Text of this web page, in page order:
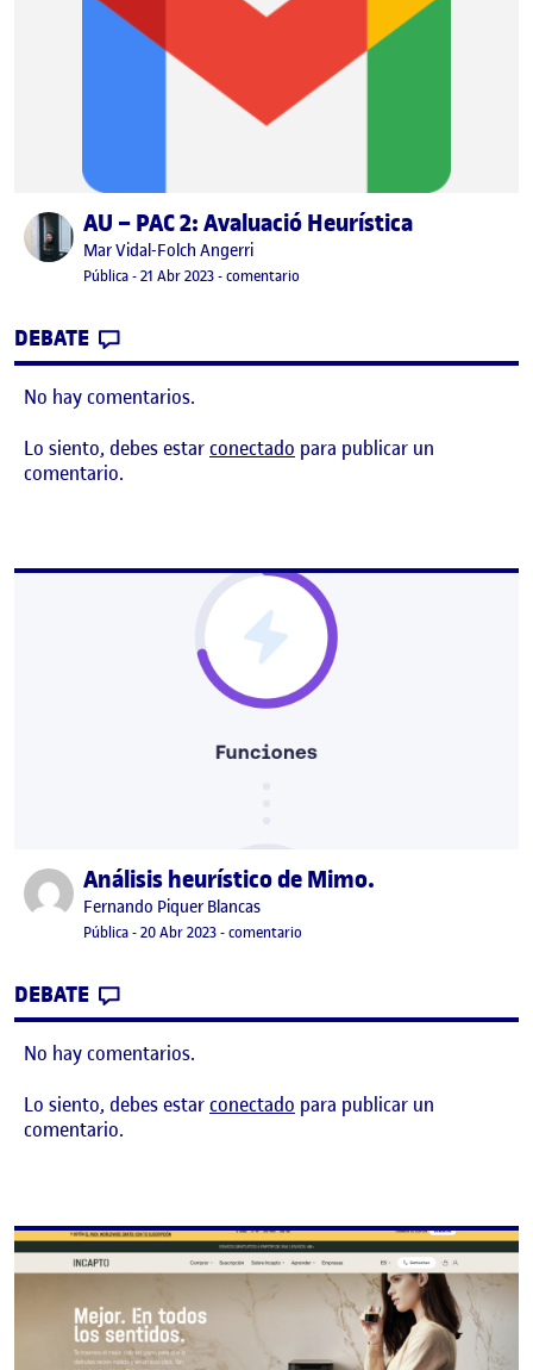
Publicado porAU – PAC 2: Avaluació Heurística
Publicado por
Mar Vidal-Folch Angerri
Visibilidad:
Pública-Fecha de publicación
21 Abr 20235 mayo, 2023 11:57 am
-comentario
DEBATE
No hay comentarios.
Lo siento, debes estarconectado para publicar un
comentario.
Publicado porAnálisis heurístico de Mimo.
Publicado por
Fernando Piquer Blancas
Visibilidad:
Pública-Fecha de publicación
20 Abr 202320 abril, 2023 11:00 am
-comentario
DEBATE
No hay comentarios.
Lo siento, debes estarconectado para publicar un
comentario.